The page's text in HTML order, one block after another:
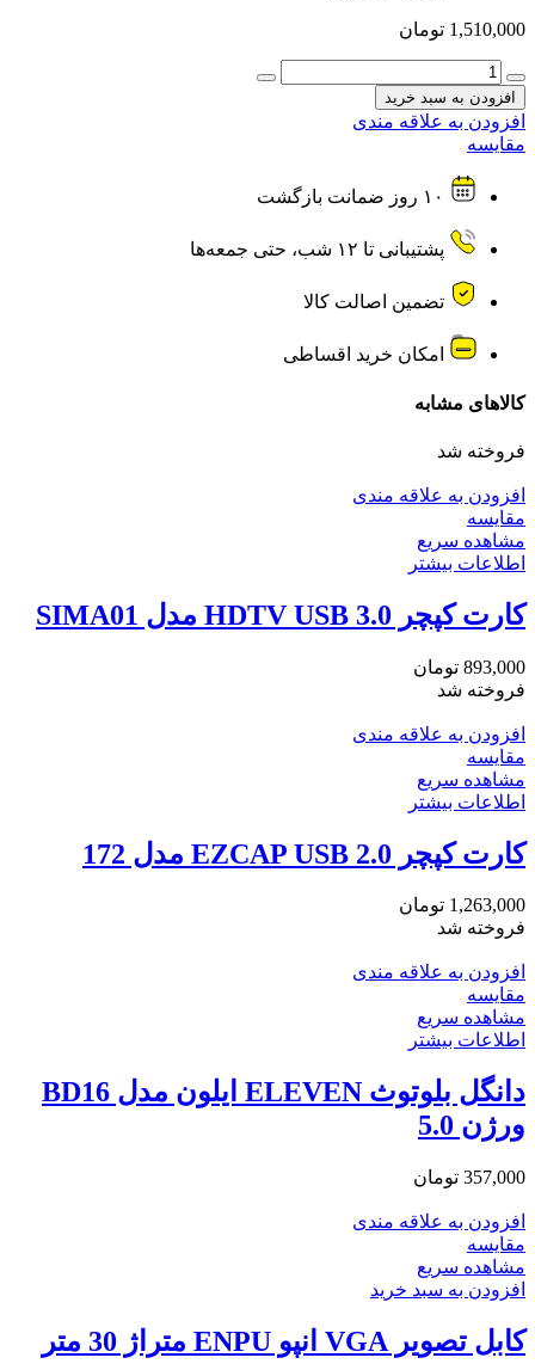
1,510,000 تومان
هدست
سیم
دار
گیمینگ
AN-
GM400-
عدد
افزودن به سبد خرید
افزودن به علاقه مندی
مقایسه
۱۰ روز ضمانت بازگشت
پشتیبانی تا ۱۲ شب، حتی جمعه‌ها
تضمین اصالت کالا
امکان خرید اقساطی
کالاهای مشابه
فروخته شد
افزودن به علاقه مندی
مقایسه
مشاهده سریع
اطلاعات بیشتر
کارت کپچر HDTV USB 3.0 مدل SIMA01
893,000 تومان
فروخته شد
افزودن به علاقه مندی
مقایسه
مشاهده سریع
اطلاعات بیشتر
کارت کپچر EZCAP USB 2.0 مدل 172
1,263,000 تومان
فروخته شد
افزودن به علاقه مندی
مقایسه
مشاهده سریع
اطلاعات بیشتر
دانگل بلوتوث ELEVEN ایلون مدل BD16
ورژن 5.0
357,000 تومان
افزودن به علاقه مندی
مقایسه
مشاهده سریع
افزودن به سبد خرید
کابل تصویر VGA انپو ENPU متراژ 30 متر